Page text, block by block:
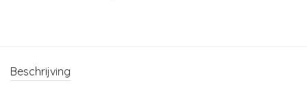
Beschrijving